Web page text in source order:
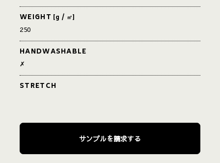
WEIGHT [g / ㎡]
250
HANDWASHABLE
✗
STRETCH